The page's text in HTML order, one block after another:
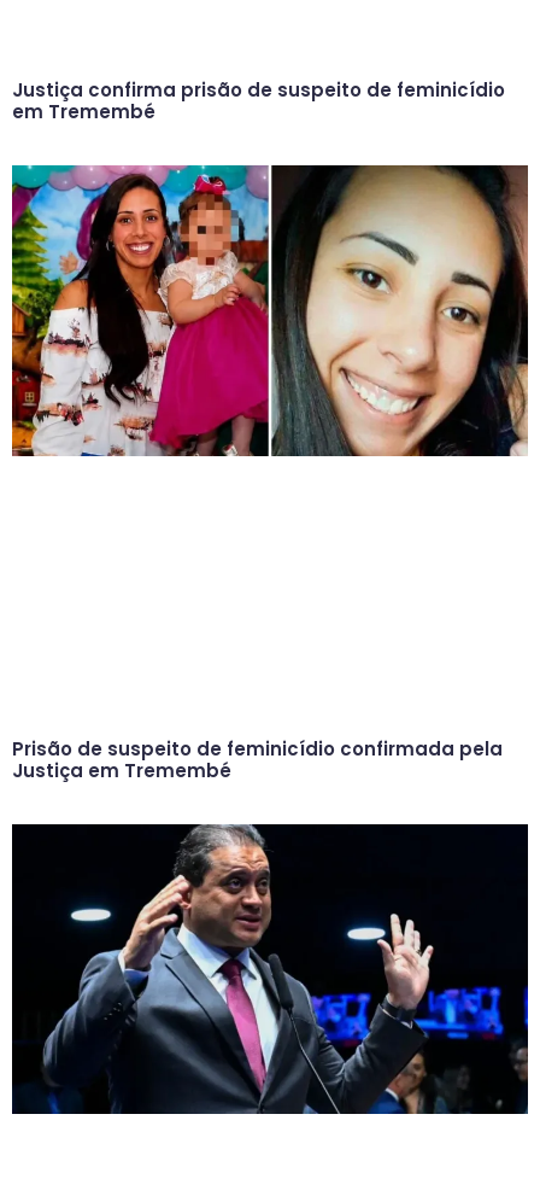
Justiça confirma prisão de suspeito de feminicídio
em Tremembé
Prisão de suspeito de feminicídio confirmada pela
Justiça em Tremembé